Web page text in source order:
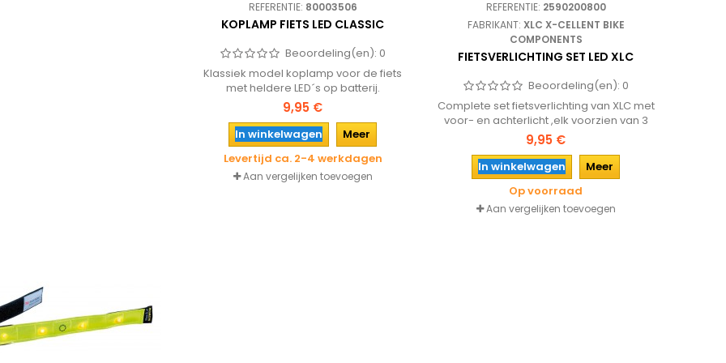
REFERENTIE: 80003506
KOPLAMP FIETS LED CLASSIC
Beoordeling(en): 0
Klassiek model koplamp voor de fiets
met heldere LED´s op batterij.
9,95 €
In winkelwagen
Meer
Levertijd ca. 2-4 werkdagen
Aan vergelijken toevoegen
REFERENTIE: 2590200800
FABRIKANT: XLC X-CELLENT BIKE
COMPONENTS
FIETSVERLICHTING SET LED XLC
Beoordeling(en): 0
Complete set fietsverlichting van XLC met
voor- en achterlicht ,elk voorzien van 3
heldere en energiezuinige LED lampjes.
9,95 €
In winkelwagen
Meer
Op voorraad
Aan vergelijken toevoegen